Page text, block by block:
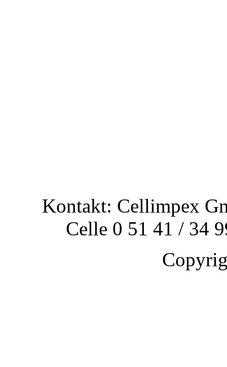
Kontakt: Cellimpex
Celle 0 51 41 / 34